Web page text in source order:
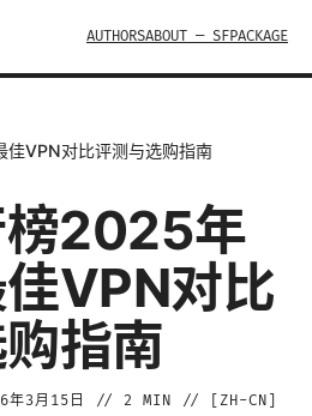
AUTHORSABOUT — SFPACKAGE
VPN对比评测与选购指南
2025年
VPN对比
指南
年3月15日 // 2 MIN // [ ZH-CN